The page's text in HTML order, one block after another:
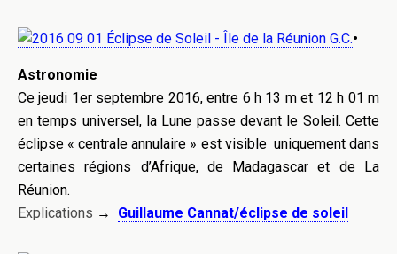
•
Astronomie
Ce jeudi 1er septembre 2016, entre 6 h 13 m et 12 h 01 m
en temps universel, la Lune passe devant le Soleil. Cette
éclipse « centrale annulaire » est visible uniquement dans
certaines régions d’Afrique, de Madagascar et de La
Réunion.
Explications → Guillaume Cannat/éclipse de soleil